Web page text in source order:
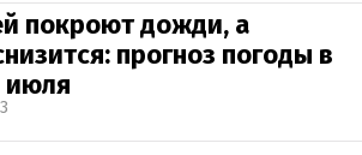
покроют дожди, а
прогноз погоды в
июля